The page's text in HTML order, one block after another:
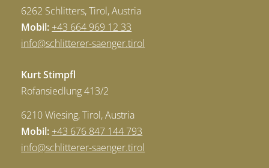
6262 Schlitters, Tirol, Austria
Mobil: +43 664 969 12 33
info@schlitterer-saenger.tirol
Kurt Stimpfl
Rofansiedlung 413/2
6210 Wiesing, Tirol, Austria
Mobil: +43 676 847 144 793
info@schlitterer-saenger.tirol